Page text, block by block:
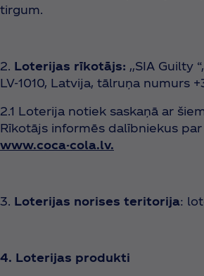
tirgum.
2. Loterijas rīkotājs: ,,SIA Guilty
LV-1010, Latvija, tālruņa numurs
2.1 Loterija notiek saskaņā ar
Rīkotājs informēs dalībniekus
www.coca-cola.lv.
3. Loterijas norises teritorija:
4. Loterijas produkti